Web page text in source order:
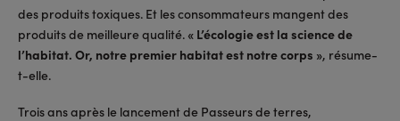
des produits toxiques. Et les consommateurs mangent des
produits de meilleure qualité. « L’écologie est la science de
l’habitat. Or, notre premier habitat est notre corps », résume-
t-elle.
Trois ans après le lancement de Passeurs de terres,